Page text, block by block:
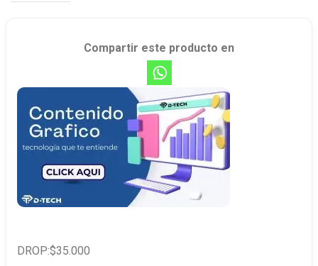
Compartir este producto en
DROP:$35.000